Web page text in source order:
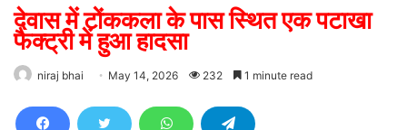
देवास में टोंककला के पास स्थित एक पटाखा
फैक्ट्री में हुआ हादसा
niraj bhai May 14, 2026 232 1 minute read